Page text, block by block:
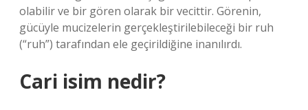
olabilir ve bir gören olarak bir vecittir. Görenin,
gücüyle mucizelerin gerçekleştirilebileceği bir ruh
(“ruh”) tarafından ele geçirildiğine inanılırdı.
Cari isim nedir?